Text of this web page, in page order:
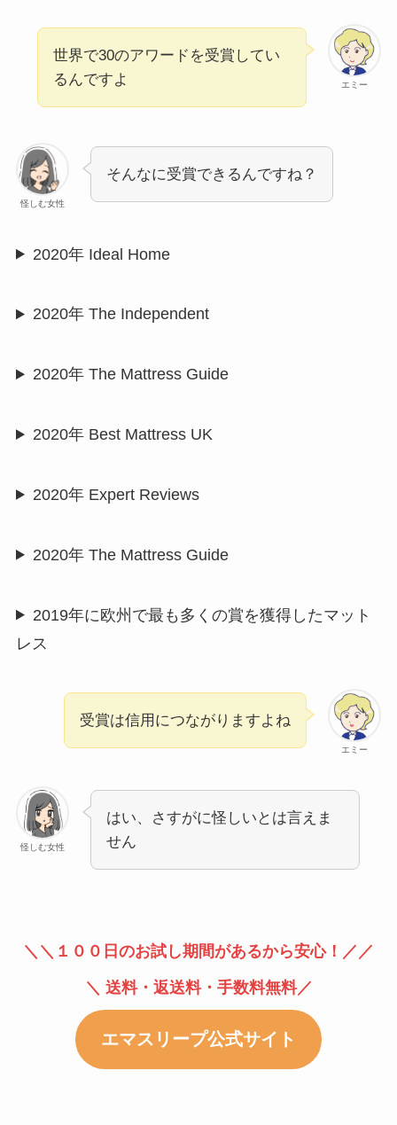
エミー
世界で30のアワードを受賞してい
るんですよ
怪しむ女性
そんなに受賞できるんですね？
2020年 Ideal Home
2020年 The Independent
2020年 The Mattress Guide
2020年 Best Mattress UK
2020年 Expert Reviews
2020年 The Mattress Guide
2019年に欧州で最も多くの賞を獲得したマット
レス
エミー
受賞は信用につながりますよね
怪しむ女性
はい、さすがに怪しいとは言えま
せん
＼＼１００日のお試し期間があるから安心！／／
＼ 送料・返送料・手数料無料／
エマスリープ公式サイト